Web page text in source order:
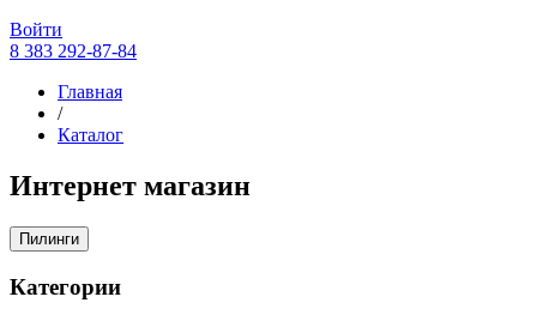
Войти
8 383 292-87-84
Главная
/
Каталог
Интернет магазин
Пилинги
Категории